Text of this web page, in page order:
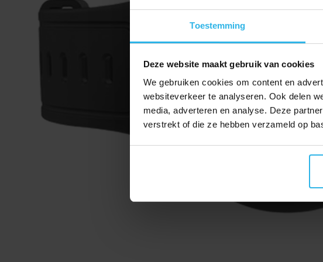
Toestemming
Deze website maakt gebruik van cookies
We gebruiken cookies om content en
websiteverkeer te analyseren. Ook delen
media, adverteren en analyse. Deze
verstrekt of die ze hebben verzameld op